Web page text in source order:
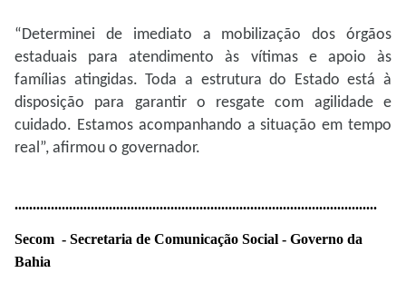
“Determinei de imediato a mobilização dos órgãos
estaduais para atendimento às vítimas e apoio às
famílias atingidas. Toda a estrutura do Estado está à
disposição para garantir o resgate com agilidade e
cuidado. Estamos acompanhando a situação em tempo
real”, afirmou o governador.
....................................................................................................
Secom - Secretaria de Comunicação Social - Governo da
Bahia